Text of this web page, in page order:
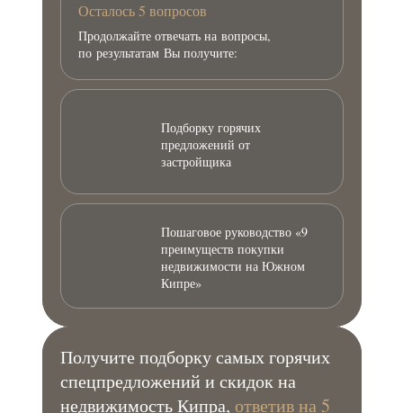
Осталось 5 вопросов
Продолжайте отвечать на вопросы,
по результатам Вы получите:
Подборку горячих
предложений от
застройщика
Пошаговое руководство «9
преимуществ покупки
недвижимости на Южном
Кипре»
Получите подборку самых горячих
спецпредложений и скидок на
недвижимость Кипра, ответив на 5